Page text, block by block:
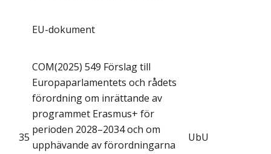
EU-dokument
35
COM(2025) 549 Förslag till
Europaparlamentets och rådets
förordning om inrättande av
programmet Erasmus+ för
perioden 2028–2034 och om
upphävande av förordningarna
UbU